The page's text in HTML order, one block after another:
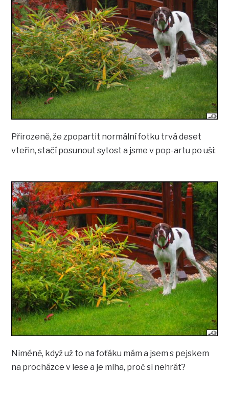
Přirozeně, že zpopartit normální fotku trvá deset
vteřin, stačí posunout sytost a jsme v pop-artu po uši:
Niméně, když už to na foťáku mám a jsem s pejskem
na procházce v lese a je mlha, proč si nehrát?